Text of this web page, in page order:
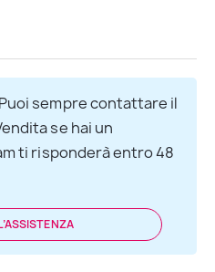
Puoi sempre contattare il
se hai un
ti risponderà entro 48